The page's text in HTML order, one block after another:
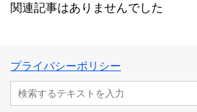
関連記事はありませんでした
プライバシーポリシー